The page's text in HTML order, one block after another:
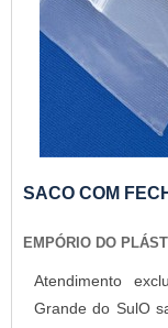
SACO COM
EMPÓRIO DO
Atendimento
Grande do SulO